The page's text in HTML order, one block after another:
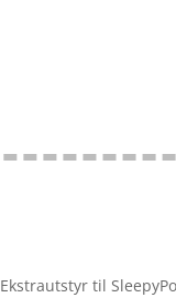
Ekstrautstyr til